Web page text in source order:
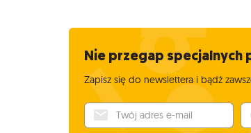
Nie przegap specjalnych
Zapisz się do newslettera i bądź
Twój adres e-mail